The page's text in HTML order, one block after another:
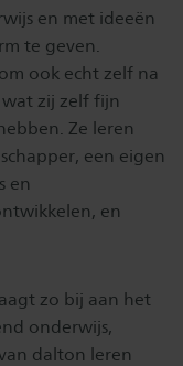
en met ideeën
te geven.
ook echt zelf na
zij zelf fijn
Ze leren
een eigen
en
en
zo bij aan het
onderwijs,
dalton leren